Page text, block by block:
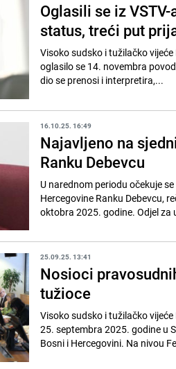
Oglasili se iz
status, treći put
Visoko sudsko i tužilačko
oglasilo se 14. novembra
dio se prenosi i interpretira,...
16.10.25. 16:49
Najavljeno na
Ranku Debevcu
U narednom periodu očekuje
Hercegovine Ranku Debevcu,
oktobra 2025. godine. Odjel za
25.09.25. 13:41
Nosioci
tužioce
Visoko sudsko i tužilačko
25. septembra 2025. godine u
Bosni i Hercegovini. Na nivou